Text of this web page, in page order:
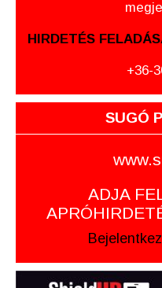
HIRDETÉS
+36-
SUGÓ
ADJA